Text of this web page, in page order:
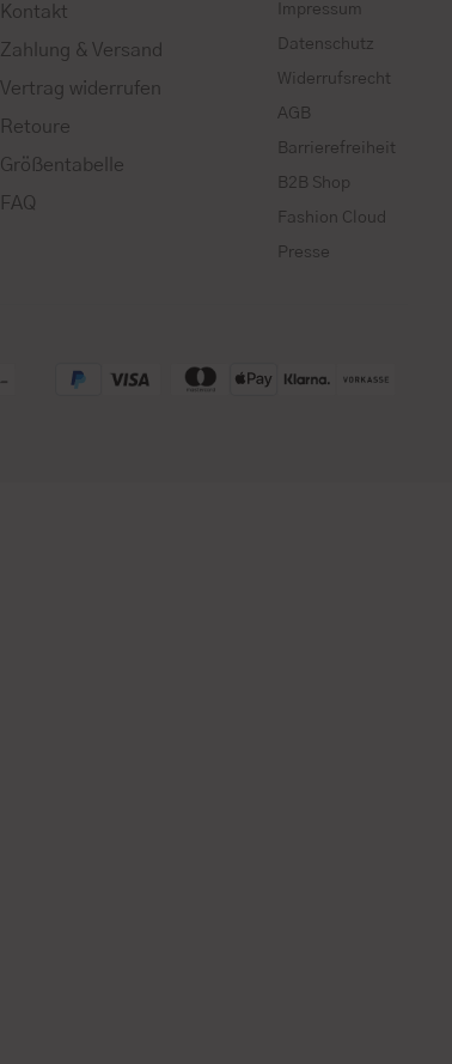
Kontakt
Zahlung & Versand
Vertrag widerrufen
Retoure
Größentabelle
FAQ
Impressum
Datenschutz
Widerrufsrecht
AGB
Barrierefreiheit
B2B Shop
Fashion Cloud
Presse